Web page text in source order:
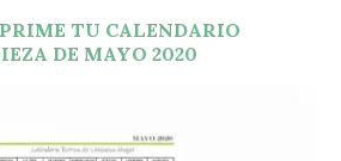
TU CALENDARIO
DE MAYO 2020